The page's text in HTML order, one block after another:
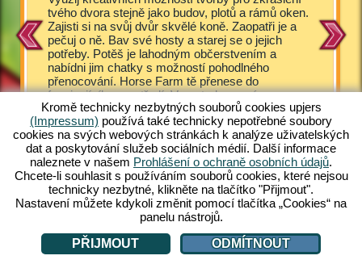
tvého dvora stejně jako budov, plotů a rámů oken.
Zajisti si na svůj dvůr skvělé koně. Zaopatři je a
pečuj o ně. Bav své hosty a starej se o jejich
potřeby. Potěš je lahodným občerstvením a
nabídni jim chatky s možností pohodlného
přenocování. Horse Farm tě přenese do
fascinujícího prostředí. V pestrobarevném
komiksovém vzhledu se ti v Horse Farm nabízí
množství neobyčejných herních zážitků. Zajisti s
na svůj ranč různá plemena koní. Jedinečná online
hra zdarma pro PC už na tebe čeká. Přidej se!
Quarter
hry.
Online
přidat.
Kromě technicky nezbytných souborů cookies upjers
(Impressum) používá také technicky nepotřebné soubory
cookies na svých webových stránkách k analýze uživatelských
dat a poskytování služeb sociálních médií. Další informace
naleznete v našem Prohlášení o ochraně osobních údajů.
Chcete-li souhlasit s používáním souborů cookies, které nejsou
technicky nezbytné, klikněte na tlačítko "Přijmout".
Nastavení můžete kdykoli změnit pomocí tlačítka „Cookies“ na
panelu nástrojů.
PŘIJMOUT
ODMÍTNOUT